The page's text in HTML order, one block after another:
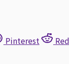
Pinterest